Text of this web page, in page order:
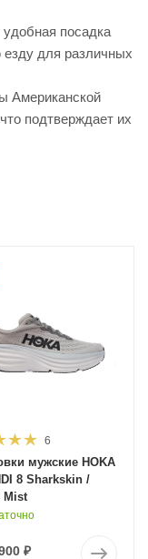
посадка
для различных
Американской
подтверждает их
6
мужские HOKA
8 Sharkskin /
Mist
₽